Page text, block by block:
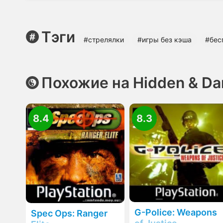
Тэги #стрелялки #игры без кэша
Похожие на Hidden &
Spec Ops: Ranger
8.4
G-Police: Weapons
8.3